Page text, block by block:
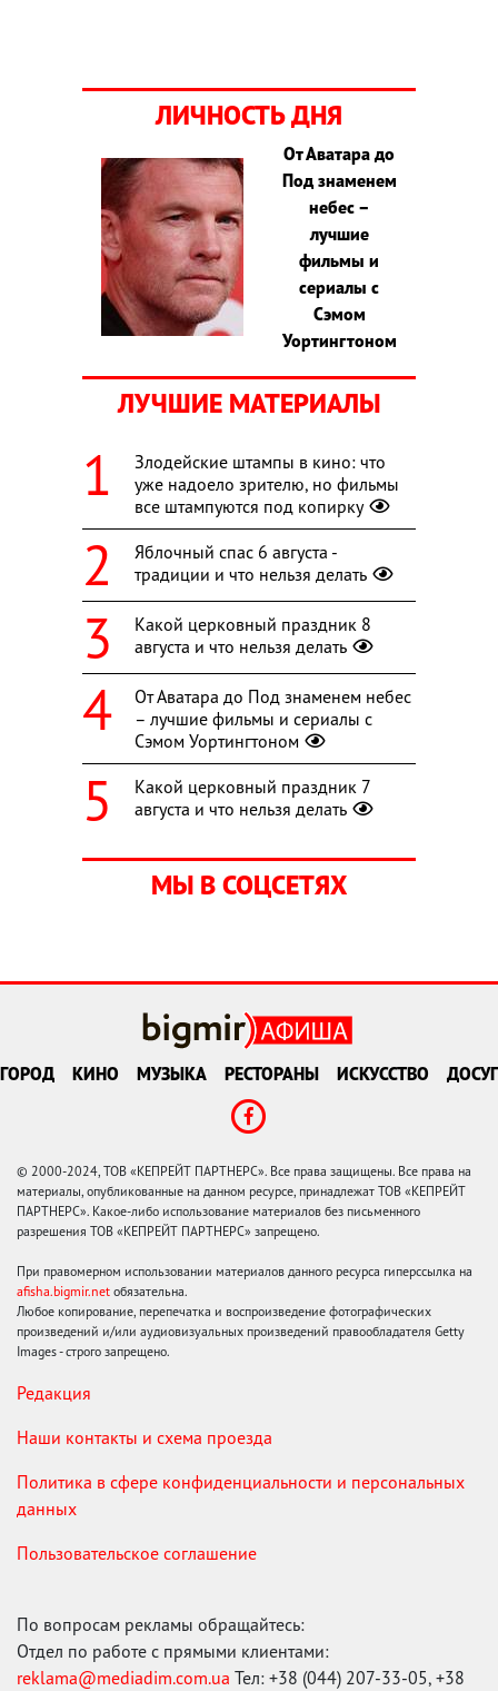
ЛИЧНОСТЬ ДНЯ
От Аватара до
Под знаменем
небес –
лучшие
фильмы и
сериалы с
Сэмом
Уортингтоном
ЛУЧШИЕ МАТЕРИАЛЫ
Злодейские штампы в кино: что
уже надоело зрителю, но фильмы
все штампуются под копирку
Яблочный спас 6 августа -
традиции и что нельзя делать
Какой церковный праздник 8
августа и что нельзя делать
От Аватара до Под знаменем небес
– лучшие фильмы и сериалы с
Сэмом Уортингтоном
Какой церковный праздник 7
августа и что нельзя делать
МЫ В СОЦСЕТЯХ
ГОРОД КИНО МУЗЫКА РЕСТОРАНЫ ИСКУССТВО ДОСУГ
© 2000-2024, ТОВ «КЕПРЕЙТ ПАРТНЕРС». Все права защищены. Все права на
материалы, опубликованные на данном ресурсе, принадлежат ТОВ «КЕПРЕЙТ
ПАРТНЕРС». Какое-либо использование материалов без письменного
разрешения ТОВ «КЕПРЕЙТ ПАРТНЕРС» запрещено.
При правомерном использовании материалов данного ресурса гиперссылка на
afisha.bigmir.net обязательна.
Любое копирование, перепечатка и воспроизведение фотографических
произведений и/или аудиовизуальных произведений правообладателя Getty
Images - строго запрещено.
Редакция
Наши контакты и схема проезда
Политика в сфере конфиденциальности и персональных
данных
Пользовательское соглашение
По вопросам рекламы обращайтесь:
Отдел по работе с прямыми клиентами:
reklama@mediadim.com.ua Тел: +38 (044) 207-33-05, +38